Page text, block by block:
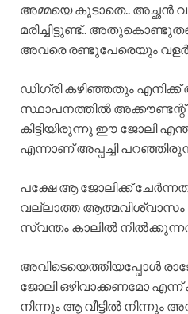
അമ്മയെ കൂടാതെ.. അച്ഛൻ
മരിച്ചിട്ടുണ്ട്..
അവരെ രണ്ടുപേരെയും
ഡിഗ്രി കഴിഞ്ഞതും
സ്ഥാപനത്തിൽ
കിട്ടിയിരുന്നു ഈ ജോലി
എന്നാണ് അപ്പച്ചി
പക്ഷേ ആ ജോലിക്ക്
വല്ലാത്ത ആത്മവിശ്വാസം
സ്വന്തം കാലിൽ
അവിടെയെത്തിയപ്പോൾ
ജോലി ഒഴിവാക്കണമോ എന്ന്
നിന്നും ആ വീട്ടിൽ നിന്നും